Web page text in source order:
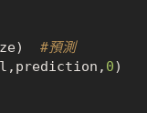
#預測
0)